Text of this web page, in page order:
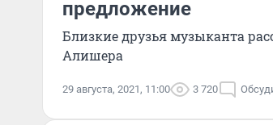
предложение
Близкие друзья музыканта
Алишера
29 августа, 2021, 11:00 3 720